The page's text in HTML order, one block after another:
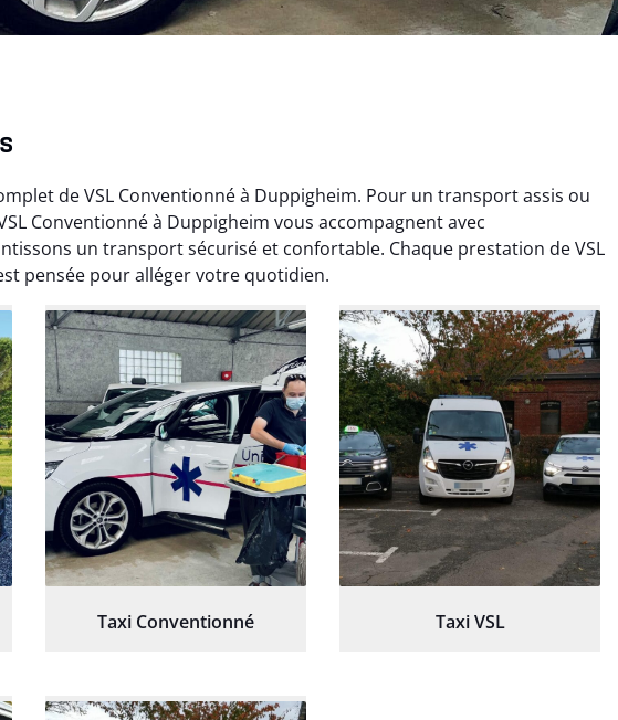
de VSL Conventionné à Duppigheim. Pour un transport assis ou
Conventionné à Duppigheim vous accompagnent avec
un transport sécurisé et confortable. Chaque prestation de VSL
pensée pour alléger votre quotidien.
Taxi Conventionné Taxi VSL
Arnaud Deschamps
30 janvier 2025
Très satisfait du transport,
tout s’est bien déroulé.
Chauffeur à l’écoute et
patient.
Jérémy Ferrand
8 septembre 2024
Transport ponctuel et
personnel très attentionné.
Très satisfait du service.